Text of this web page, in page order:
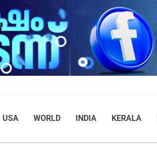
USA WORLD INDIA KERALA